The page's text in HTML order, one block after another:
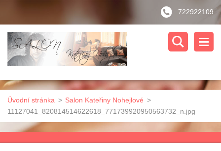
722922109
Úvodní stránka > Salon Kateřiny Nohejlové >
11127041_820814514622618_771739920950563732_n.jpg